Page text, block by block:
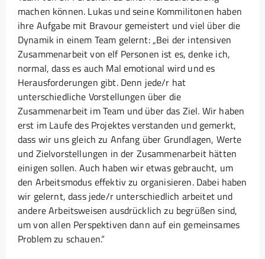
machen können. Lukas und seine Kommilitonen haben
ihre Aufgabe mit Bravour gemeistert und viel über die
Dynamik in einem Team gelernt: „Bei der intensiven
Zusammenarbeit von elf Personen ist es, denke ich,
normal, dass es auch Mal emotional wird und es
Herausforderungen gibt. Denn jede/r hat
unterschiedliche Vorstellungen über die
Zusammenarbeit im Team und über das Ziel. Wir haben
erst im Laufe des Projektes verstanden und gemerkt,
dass wir uns gleich zu Anfang über Grundlagen, Werte
und Zielvorstellungen in der Zusammenarbeit hätten
einigen sollen. Auch haben wir etwas gebraucht, um
den Arbeitsmodus effektiv zu organisieren. Dabei haben
wir gelernt, dass jede/r unterschiedlich arbeitet und
andere Arbeitsweisen ausdrücklich zu begrüßen sind,
um von allen Perspektiven dann auf ein gemeinsames
Problem zu schauen.“